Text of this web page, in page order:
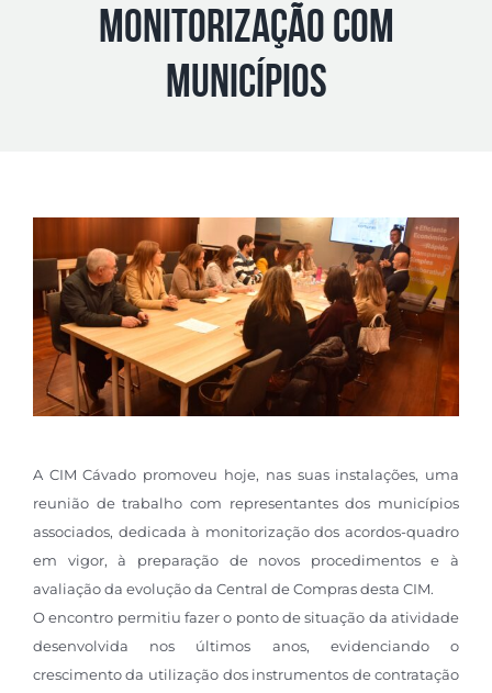
monitorização com
Municípios
A CIM Cávado promoveu hoje, nas suas instalações, uma
reunião de trabalho com representantes dos municípios
associados, dedicada à monitorização dos acordos-quadro
em vigor, à preparação de novos procedimentos e à
avaliação da evolução da Central de Compras desta CIM.
O encontro permitiu fazer o ponto de situação da atividade
desenvolvida nos últimos anos, evidenciando o
crescimento da utilização dos instrumentos de contratação